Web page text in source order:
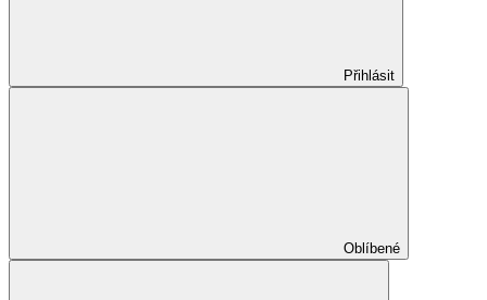
Přihlásit
Oblíbené